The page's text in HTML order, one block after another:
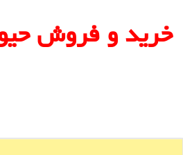
خرید و فروش